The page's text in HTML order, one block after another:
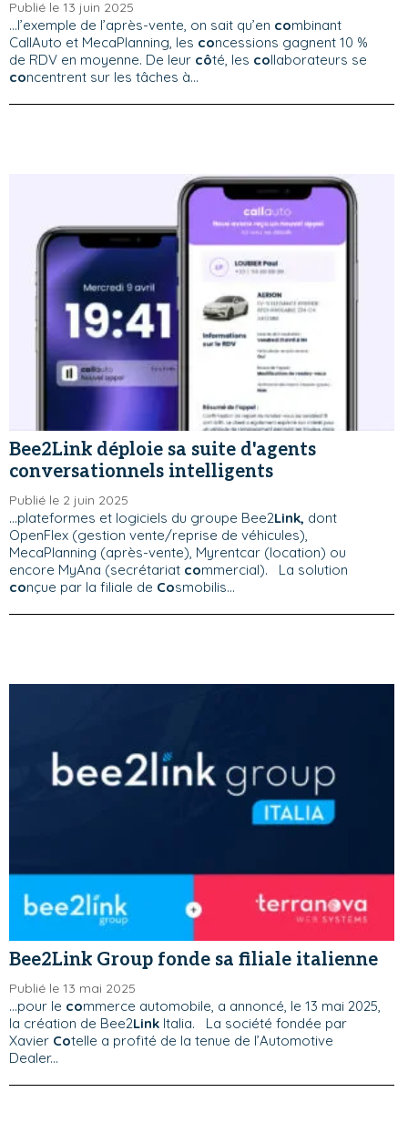
Publié le 13 juin 2025
...l’exemple de l’après-vente, on sait qu’en combinant
CallAuto et MecaPlanning, les concessions gagnent 10 %
de RDV en moyenne. De leur côté, les collaborateurs se
concentrent sur les tâches à...
Bee2Link déploie sa suite d'agents
conversationnels intelligents
Publié le 2 juin 2025
...plateformes et logiciels du groupe Bee2Link, dont
OpenFlex (gestion vente/reprise de véhicules),
MecaPlanning (après-vente), Myrentcar (location) ou
encore MyAna (secrétariat commercial). La solution
conçue par la filiale de Cosmobilis...
Bee2Link Group fonde sa filiale italienne
Publié le 13 mai 2025
...pour le commerce automobile, a annoncé, le 13 mai 2025,
la création de Bee2Link Italia. La société fondée par
Xavier Cotelle a profité de la tenue de l’Automotive
Dealer...